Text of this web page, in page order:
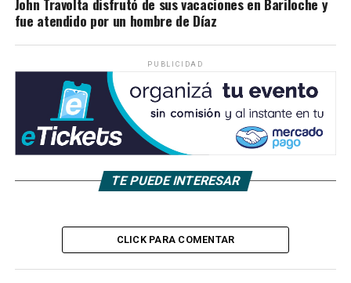
fue atendido por un hombre de Díaz
PUBLICIDAD
TE PUEDE INTERESAR
CLICK PARA COMENTAR